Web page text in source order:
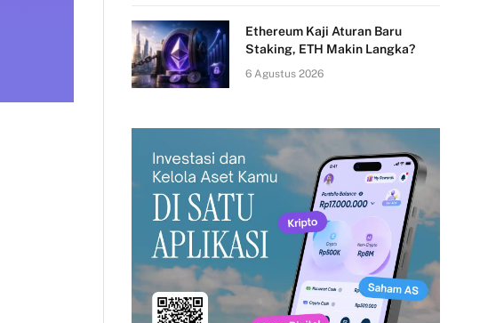
Ethereum Kaji Aturan Baru
Staking, ETH Makin Langka?
6 Agustus 2026